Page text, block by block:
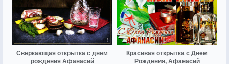
Сверкающая открытка с днем
рождения Афанасий
Красивая открытка с Днем
Рождения, Афанасий